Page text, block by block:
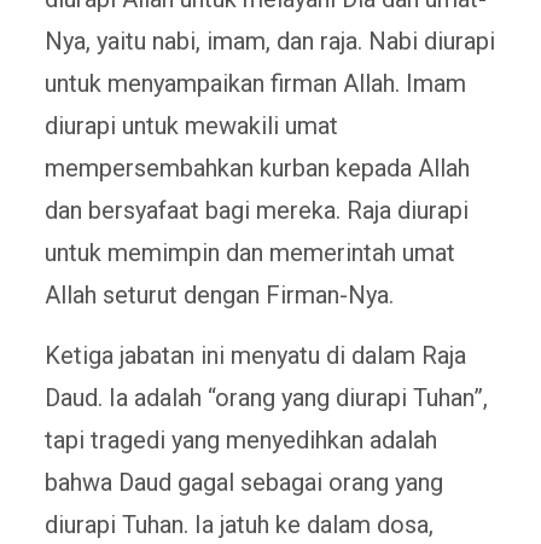
Nya, yaitu nabi, imam, dan raja. Nabi diurapi
untuk menyampaikan firman Allah. Imam
diurapi untuk mewakili umat
mempersembahkan kurban kepada Allah
dan bersyafaat bagi mereka. Raja diurapi
untuk memimpin dan memerintah umat
Allah seturut dengan Firman-Nya.
Ketiga jabatan ini menyatu di dalam Raja
Daud. Ia adalah “orang yang diurapi Tuhan”,
tapi tragedi yang menyedihkan adalah
bahwa Daud gagal sebagai orang yang
diurapi Tuhan. Ia jatuh ke dalam dosa,